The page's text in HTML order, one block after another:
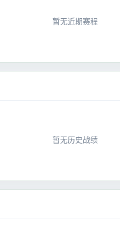
暂无近期赛程
暂无历史战绩